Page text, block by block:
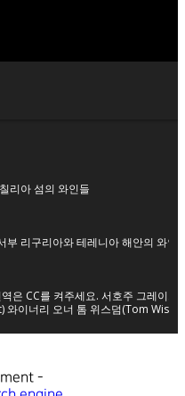
리아 섬의 와인들
부 리구리아와 테레니아 해안의 와인
은 CC를 켜주세요. 서호주 그레이트
와이너리 오너 톰 위스덤(Tom
-